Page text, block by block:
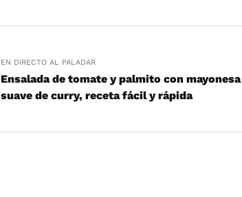
EN DIRECTO AL PALADAR
Ensalada de tomate y palmito con mayonesa
suave de curry, receta fácil y rápida